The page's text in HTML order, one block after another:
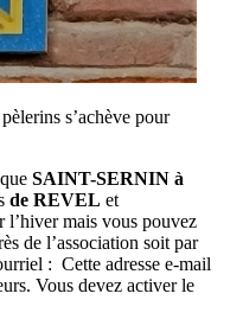
s’achève pour
SAINT-SERNIN à
de REVEL et
l’hiver mais vous pouvez
de l’association soit par
: Cette adresse e-mail
Vous devez activer le